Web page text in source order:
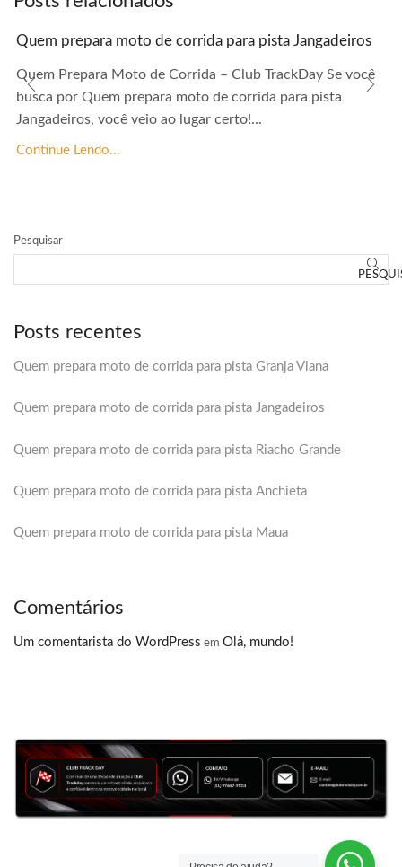
Quem prepara moto de corrida para pista Jangadeiros
Quem Prepara Moto de Corrida – Club TrackDay Se você
busca por Quem prepara moto de corrida para pista
Jangadeiros, você veio ao lugar certo!...
Continue Lendo...
Pesquisar
Posts recentes
Quem prepara moto de corrida para pista Granja Viana
Quem prepara moto de corrida para pista Jangadeiros
Quem prepara moto de corrida para pista Riacho Grande
Quem prepara moto de corrida para pista Anchieta
Quem prepara moto de corrida para pista Maua
Comentários
Um comentarista do WordPress em Olá, mundo!